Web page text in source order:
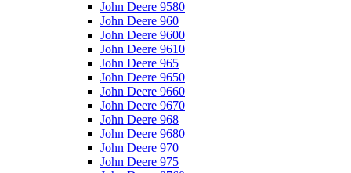
John Deere 9580
John Deere 960
John Deere 9600
John Deere 9610
John Deere 965
John Deere 9650
John Deere 9660
John Deere 9670
John Deere 968
John Deere 9680
John Deere 970
John Deere 975